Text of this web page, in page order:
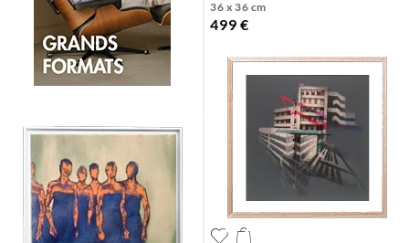
36 x 36 cm
499 €